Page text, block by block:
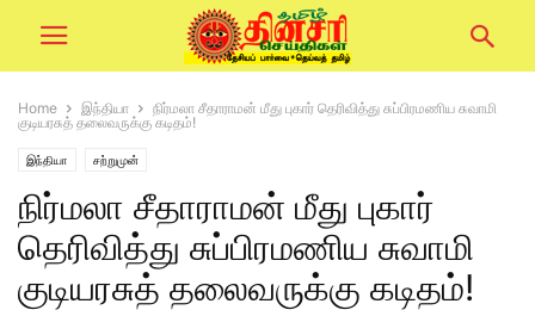
Home இந்தியா
நிர்மலா சீதாராமன் மீது புகார் தெரிவித்து சுப்பிரமணிய சுவாமி
குடியரசுத் தலைவருக்கு கடிதம்!
இந்தியா சற்றுமுன்
நிர்மலா சீதாராமன் மீது புகார்
தெரிவித்து சுப்பிரமணிய சுவாமி
குடியரசுத் தலைவருக்கு கடிதம்!